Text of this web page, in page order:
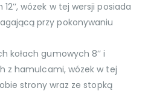
wózek w tej wersji posiada
przy pokonywaniu
kołach gumowych 8’’ i
z hamulcami, wózek w tej
strony wraz ze stopką